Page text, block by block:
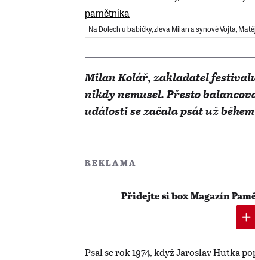
Na Dolech u babičky, zleva Milan a synové Vojta,
Milan Kolář, zakladatel
nikdy nemusel. Přesto
události se začala psát už
REKLAMA
Přidejte si box Magazín
Psal se rok 1974, když Jaroslav Hutka